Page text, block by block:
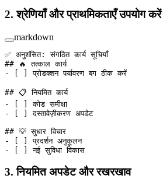
2. श्रेणियाँ और प्राथमिकताएँ उपयोग करें
markdown
✅ अनुशंसित: संगठित कार्य सूचियाँ
## 🔥 तत्काल कार्य
-
[ ] प्रोडक्शन पर्यावरण बग ठीक करें
## 📋 नियमित कार्य
-
[ ] कोड समीक्षा
-
[ ] दस्तावेज़ीकरण अपडेट
## 💡 सुधार विचार
-
[ ] प्रदर्शन अनुकूलन
-
[ ] नई सुविधा विकास
3. नियमित अपडेट और रखरखाव